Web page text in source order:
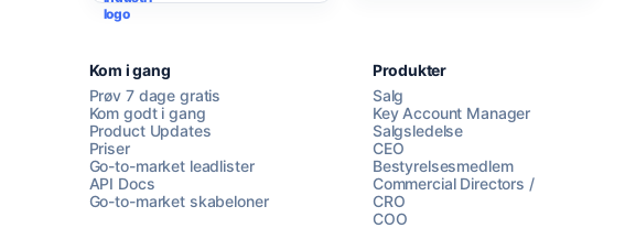
Kom i gang
Prøv 7 dage gratis
Kom godt i gang
Product Updates
Priser
Go-to-market leadlister
API Docs
Go-to-market skabeloner
Produkter
Salg
Key Account Manager
Salgsledelse
CEO
Bestyrelsesmedlem
Commercial Directors /
CRO
COO